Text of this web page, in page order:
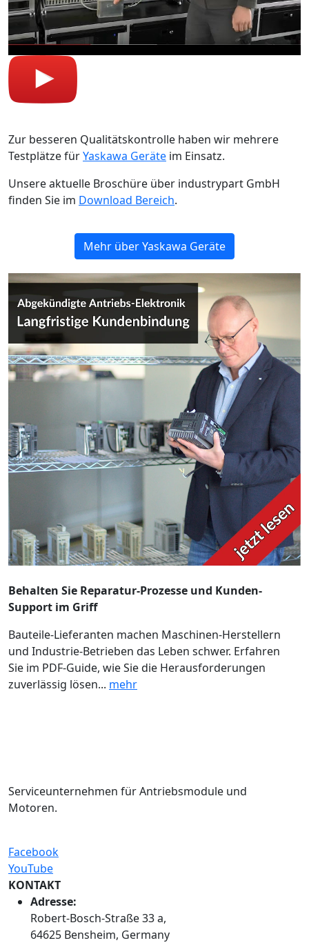
Zur besseren Qualitätskontrolle haben wir mehrere
Testplätze fürYaskawa Geräte im Einsatz.
Unsere aktuelle Broschüre über industrypart GmbH
finden Sie im Download Bereich.
Mehr über Yaskawa Geräte
Behalten Sie Reparatur-Prozesse und Kunden-
Support im Griff
Bauteile-Lieferanten machen Maschinen-Herstellern
und Industrie-Betrieben das Leben schwer. Erfahren
Sie im PDF-Guide, wie Sie die Herausforderungen
zuverlässig lösen... mehr
Serviceunternehmen für Antriebsmodule und
Motoren.
Facebook
YouTube
KONTAKT
Adresse:
Robert-Bosch-Straße 33 a,
64625 Bensheim, Germany